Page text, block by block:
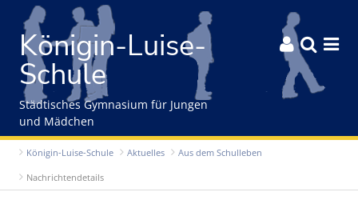
Gleich zum Inhalt der Seite springen
Königin-Luise-
Schule
  
Städtisches Gymnasium für Jungen
und Mädchen
Königin-Luise-Schule Aktuelles Aus dem Schulleben
Nachrichtendetails